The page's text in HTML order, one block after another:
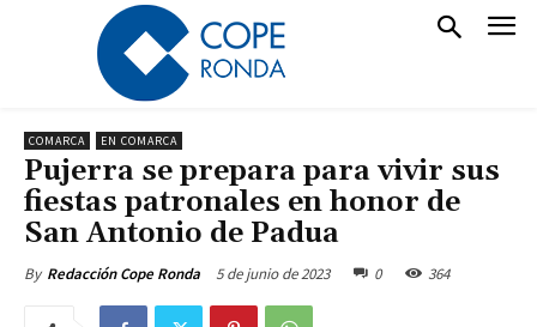
COMARCA EN COMARCA
Pujerra se prepara para vivir sus
fiestas patronales en honor de
San Antonio de Padua
By Redacción Cope Ronda 5 de junio de 2023 0 364